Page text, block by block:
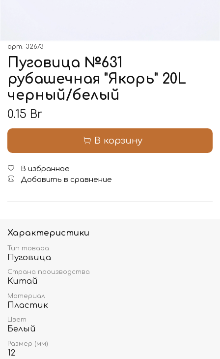
арт. 32673
Пуговица №631
рубашечная "Якорь" 20L
черный/белый
0.15 Br
В корзину
В избранное
Добавить в сравнение
Характеристики
Тип товара
Пуговица
Страна производства
Китай
Материал
Пластик
Цвет
Белый
Размер (мм)
12